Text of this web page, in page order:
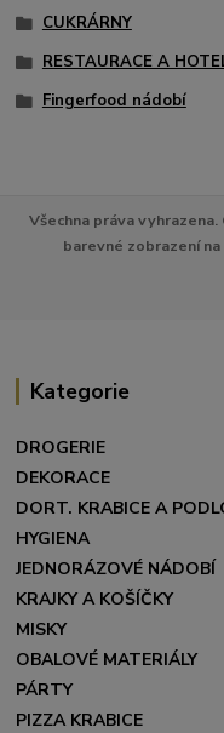
CUKRÁRNY
RESTAURACE A
Fingerfood nádobí
Všechna práva
barevné zobrazení
Kategorie
DROGERIE
DEKORACE
DORT. KRABICE A
HYGIENA
JEDNORÁZOVÉ NÁDOBÍ
KRAJKY A KOŠÍČKY
MISKY
OBALOVÉ MATERIÁLY
PÁRTY
PIZZA KRABICE